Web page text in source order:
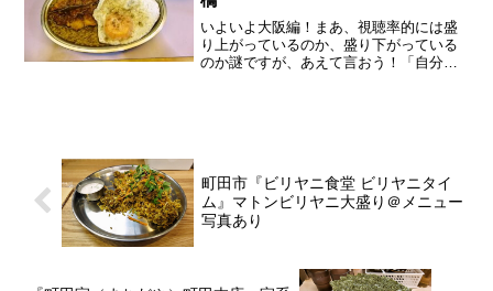
いよいよ大阪編！まあ、視聴率的には盛
り上がっているのか、盛り下がっている
のか謎ですが、あえて言おう！「自分的
町田市『ビリヤニ食堂 ビリヤニタイ
ム』マトンビリヤニ大盛り＠メニュー
写真あり